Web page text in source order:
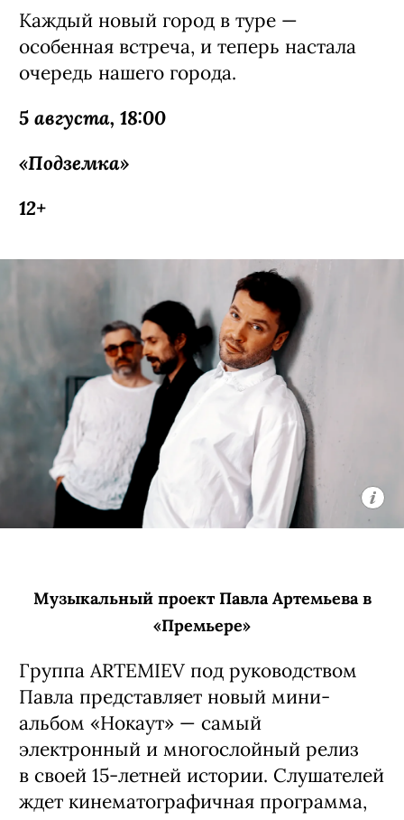
Каждый новый город в туре —
особенная встреча, и теперь настала
очередь нашего города.
5 августа, 18:00
«Подземка»
12+
Музыкальный проект Павла Артемьева в
«Премьере»